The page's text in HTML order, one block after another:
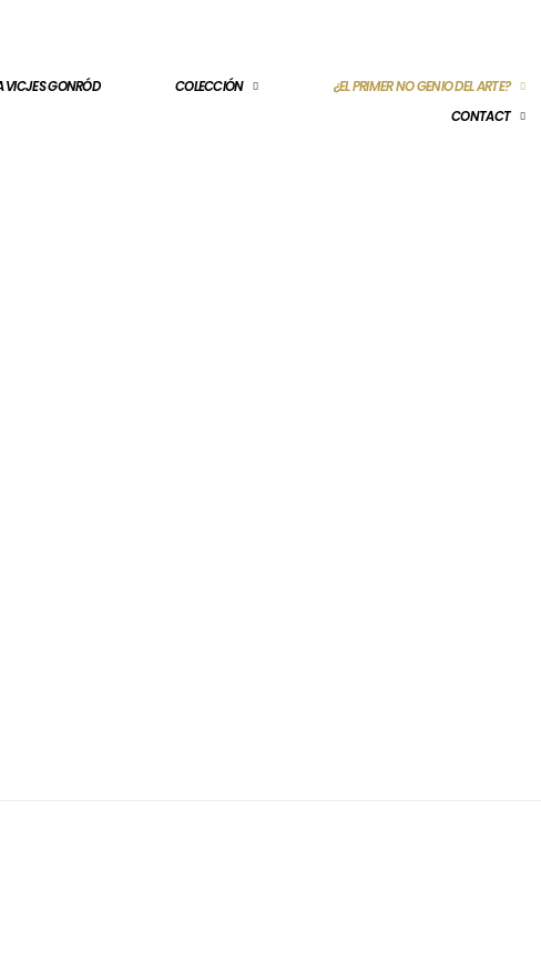
VICJES GONRÓD COLECCIÓN
¿EL PRIMER NO GENIO DEL ARTE?
CONTACT